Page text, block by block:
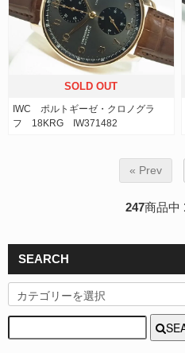
SOLD OUT
IWC ポルトギーゼ・クロノグラ
フ 18KRG IW371482
« Prev
247商品中
SEARCH